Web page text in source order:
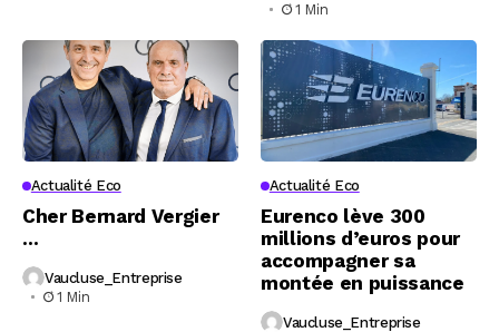
1 Min
Actualité Eco
Cher Bernard Vergier
…
Vaucluse_Entreprise
1 Min
Actualité Eco
Eurenco lève 300
millions d’euros pour
accompagner sa
montée en puissance
Vaucluse_Entreprise